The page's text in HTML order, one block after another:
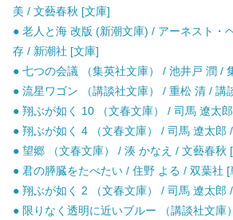
美 / 文藝春秋 [文庫]
● 老人と海 改版 (新潮文庫) / アーネスト・
存 / 新潮社 [文庫]
● 七つの会議 （集英社文庫） / 池井戸 潤 /
● 流星ワゴン （講談社文庫） / 重松 清 / 講
● 翔ぶが如く 10 （文春文庫） / 司馬 遼太
● 翔ぶが如く 4 （文春文庫） / 司馬 遼太郎
● 望郷 （文春文庫） / 湊 かなえ / 文藝春秋
● 君の膵臓をたべたい / 住野 よる / 双葉社 [
● 翔ぶが如く 2 （文春文庫） / 司馬 遼太郎
● 限りなく透明に近いブルー （講談社文庫